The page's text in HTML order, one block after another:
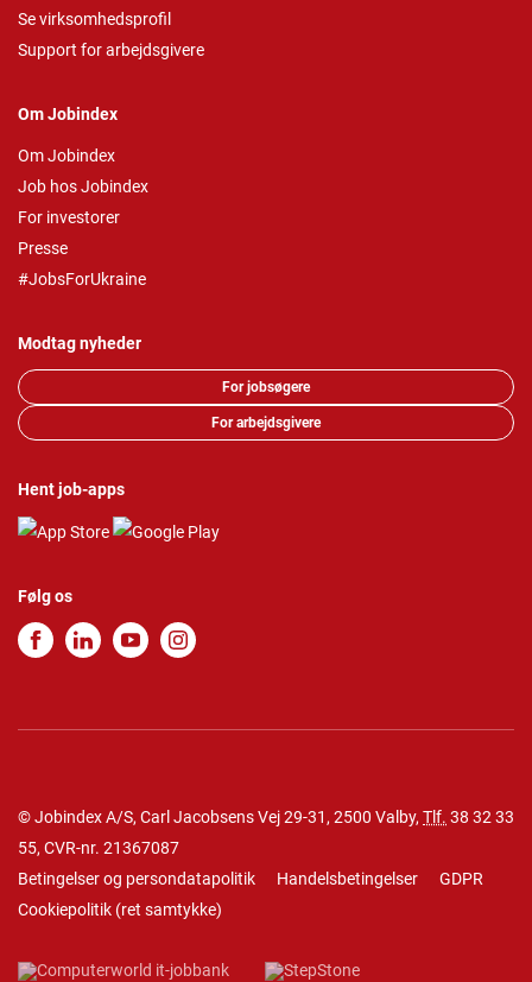
Se virksomhedsprofil
Support for arbejdsgivere
Om Jobindex
Om Jobindex
Job hos Jobindex
For investorer
Presse
#JobsForUkraine
Modtag nyheder
For jobsøgere
For arbejdsgivere
Hent job-apps
Følg os
© Jobindex A/S, Carl Jacobsens Vej 29-31, 2500 Valby, Tlf. 38 32 33
55, CVR-nr. 21367087
Betingelser og persondatapolitik
Handelsbetingelser
GDPR
Cookiepolitik (ret samtykke)